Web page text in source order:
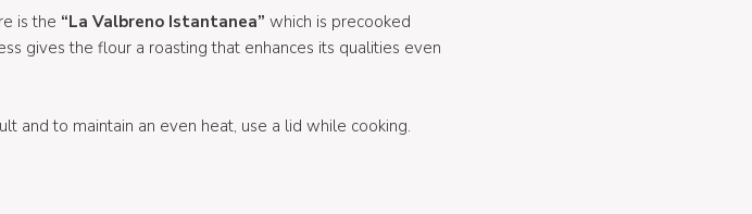
is the “La Valbreno Istantanea” which is precooked
gives the flour a roasting that enhances its qualities even
and to maintain an even heat, use a lid while cooking.